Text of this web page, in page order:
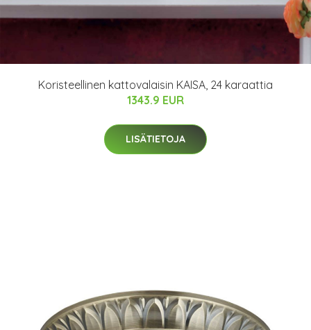
Koristeellinen kattovalaisin KAISA, 24 karaattia
1343.9 EUR
LISÄTIETOJA